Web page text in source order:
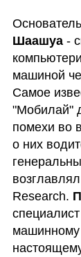
Шаашуа -
машиной
Самое
"Мобилай"
помехи во
о них
Research.